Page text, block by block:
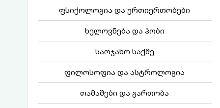
ფსიქოლოგია და ურთიერთობები
ხელოვნება და ჰობი
საოჯახო საქმე
ფილოსოფია და ასტროლოგია
თამაშები და გართობა